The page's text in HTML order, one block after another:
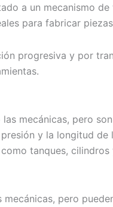
a un mecanismo
para fabricar
progresiva y por
mecánicas, pero
y la longitud de
tanques, cilindros
pero